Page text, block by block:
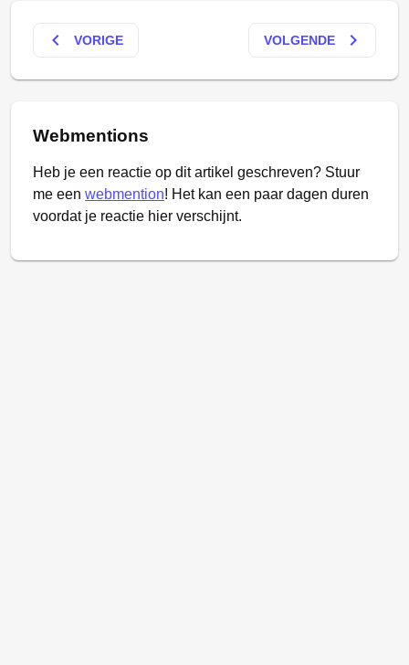
keyboard_arrow_left VORIGE VOLGENDE keyboard_arrow_right
Webmentions
Heb je een reactie op dit artikel geschreven? Stuur
me een webmention! Het kan een paar dagen duren
voordat je reactie hier verschijnt.